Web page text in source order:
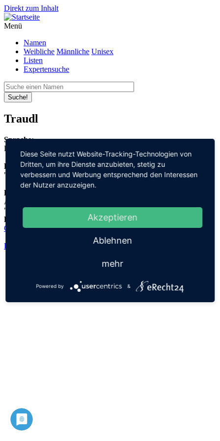
Direkt zum Inhalt
Menü
Namen
Weibliche Männliche Unisex
Listen
Expertensuche
Suche!
Traudl
Sprache:
Deutsch
Bedeutung:
"Speer" + "Stärke"
Herleitung:
Althochdeutsch Germanisch,
"gēr" + "þrūþi"
Herkunftsname:
Gertrud
Datenschutz
Diese Seite nutzt Website-Tracking-Technologien von
Dritten, um ihre Dienste anzubieten, stetig zu
verbessern und Werbung entsprechend den Interessen
der Nutzer anzuzeigen.
Akzeptieren
Ablehnen
mehr
Powered by &